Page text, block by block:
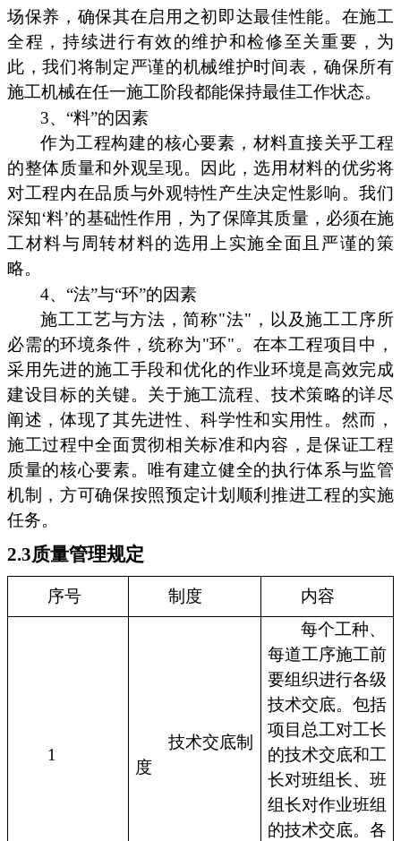
场保养，确保其在启用之初即达最佳性能。在施工
全程，持续进行有效的维护和检修至关重要，为
此，我们将制定严谨的机械维护时间表，确保所有
施工机械在任一施工阶段都能保持最佳工作状态。
3、“料”的因素
作为工程构建的核心要素，材料直接关乎工程
的整体质量和外观呈现。因此，选用材料的优劣将
对工程内在品质与外观特性产生决定性影响。我们
深知‘料’的基础性作用，为了保障其质量，必须在施
工材料与周转材料的选用上实施全面且严谨的策
略。
4、“法”与“环”的因素
施工工艺与方法，简称"法"，以及施工工序所
必需的环境条件，统称为"环"。在本工程项目中，
采用先进的施工手段和优化的作业环境是高效完成
建设目标的关键。关于施工流程、技术策略的详尽
阐述，体现了其先进性、科学性和实用性。然而，
施工过程中全面贯彻相关标准和内容，是保证工程
质量的核心要素。唯有建立健全的执行体系与监管
机制，方可确保按照预定计划顺利推进工程的实施
任务。
2.3质量管理规定
序号 制度 内容
1
技术交底制
度
每个工种、
每道工序施工前
要组织进行各级
技术交底。包括
项目总工对工长
的技术交底和工
长对班组长、班
组长对作业班组
的技术交底。各